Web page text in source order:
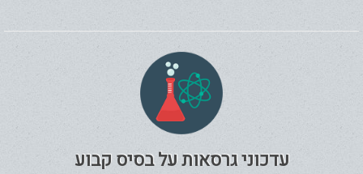
עדכוני גרסאות על בסיס קבוע